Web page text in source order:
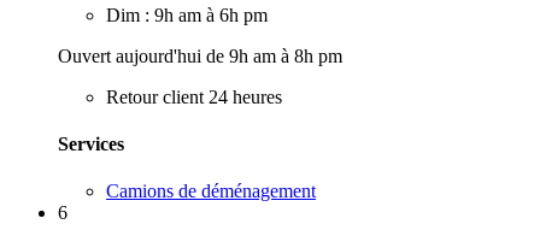
Dim : 9h am à 6h pm
Ouvert aujourd'hui de 9h am à 8h pm
Retour client 24 heures
Services
Camions de déménagement
6